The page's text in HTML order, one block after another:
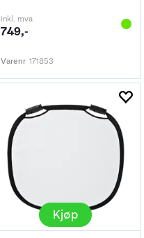
inkl. mva
749,-
Varenr 171853
Kjøp